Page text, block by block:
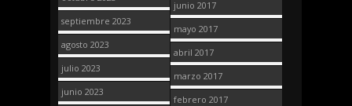
septiembre 2023
agosto 2023
julio 2023
junio 2023
junio 2017
mayo 2017
abril 2017
marzo 2017
febrero 2017